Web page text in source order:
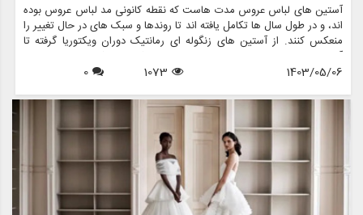
آستین های لباس عروس مدت هاست که نقطه کانونی مد لباس عروس بوده
اند، و در طول سال ها تکامل یافته اند تا روندها و سبک های در حال تغییر را
منعکس کنند. از آستین های زنگوله ای رمانتیک دوران ویکتوریا گرفته تا
آستین های زیبای اسقف امروزی، هر طرحی جذابیت و شخصیت منحصر به
فرد خود را دارد. در این مقاله، به بررسی تحولات شگفت انگیز آستین های
پیشرو عروس، چگونه این عناصر جاودانه را در مجموعه نفیس لباس عروس
1403/05/06
1073
0